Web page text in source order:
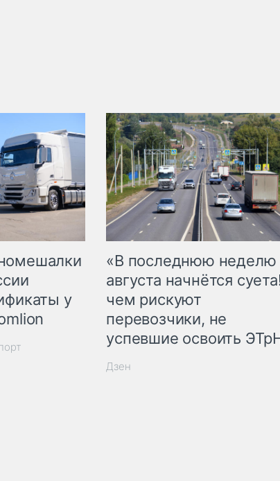
у
«В последнюю неделю
августа начнётся
чем рискуют
перевозчики, не
успевшие освоить
Дзен